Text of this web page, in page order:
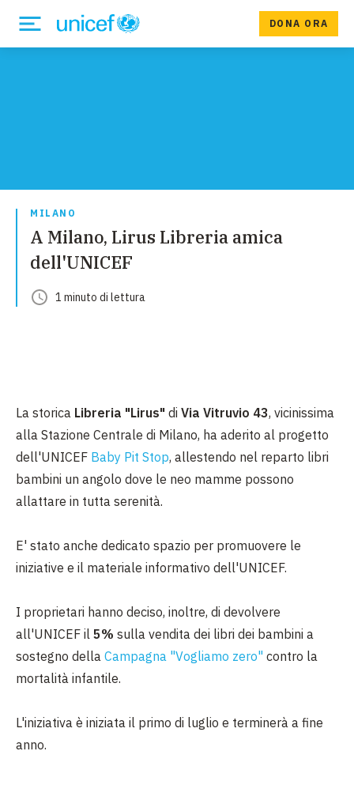
DONA ORA
MILANO
A Milano, Lirus Libreria amica
dell'UNICEF
1 minuto di lettura
La storica Libreria "Lirus" di Via Vitruvio 43, vicinissima
alla Stazione Centrale di Milano, ha aderito al progetto
dell'UNICEF Baby Pit Stop, allestendo nel reparto libri
bambini un angolo dove le neo mamme possono
allattare in tutta serenità.
E' stato anche dedicato spazio per promuovere le
iniziative e il materiale informativo dell'UNICEF.
I proprietari hanno deciso, inoltre, di devolvere
all'UNICEF il 5% sulla vendita dei libri dei bambini a
sostegno della Campagna "Vogliamo zero" contro la
mortalità infantile.
L'iniziativa è iniziata il primo di luglio e terminerà a fine
anno.